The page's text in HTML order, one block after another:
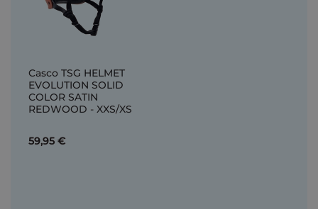
Casco TSG HELMET
EVOLUTION SOLID
COLOR SATIN
REDWOOD - XXS/XS
59,95 €